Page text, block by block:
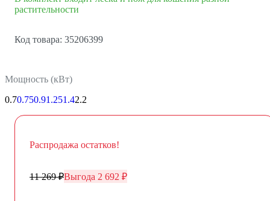
растительности
Код товара: 35206399
Мощность (кВт)
0.70.750.91.251.42.2
Распродажа остатков!
11 269 ₽Выгода 2 692 ₽